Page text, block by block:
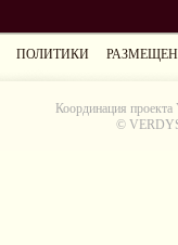
ПОЛИТИКИ
Координация проекта
©